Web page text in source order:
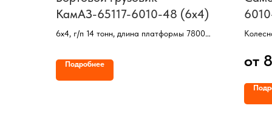
КамАЗ-65117-6010-48 (6х4)
6х4, г/п 14 тонн, длина платформы 7800
двигатель КамАЗ (300 л/с), КП ZF9, ТНВД
Подробнее
Кузов
от